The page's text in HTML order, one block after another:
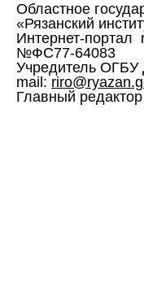
Областное
«Рязанский
Интернет-портал
№ФС77-64083
Учредитель ОГБУ
mail:
Главный